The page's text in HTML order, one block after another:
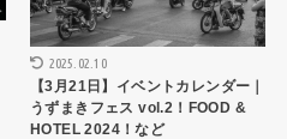
2025.02.10
【3月21日】イベントカレンダー｜
うずまきフェス vol.2！FOOD &
HOTEL 2024！など